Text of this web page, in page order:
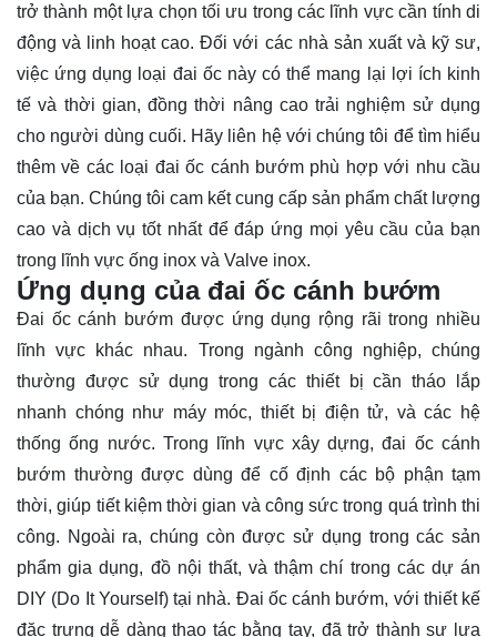
trở thành một lựa chọn tối ưu trong các lĩnh vực cần tính di
động và linh hoạt cao. Đối với các nhà sản xuất và kỹ sư,
việc ứng dụng loại đai ốc này có thể mang lại lợi ích kinh
tế và thời gian, đồng thời nâng cao trải nghiệm sử dụng
cho người dùng cuối. Hãy liên hệvới chúng tôi để tìm hiểu
thêm về các loại đai ốc cánh bướm phù hợp với nhu cầu
của bạn. Chúng tôi cam kết cung cấp sản phẩm chất lượng
cao và dịch vụ tốt nhất để đáp ứng mọi yêu cầu của bạn
trong lĩnh vực ống inox và Valve inox.
Ứng dụng của đai ốc cánh bướm
Đai ốc cánh bướm được ứng dụng rộng rãi trong nhiều
lĩnh vực khác nhau. Trong ngành công nghiệp, chúng
thường được sử dụng trong các thiết bị cần tháo lắp
nhanh chóng như máy móc, thiết bị điện tử, và các hệ
thống ống nước. Trong lĩnh vực xây dựng, đai ốc cánh
bướm thường được dùng để cố định các bộ phận tạm
thời, giúp tiết kiệm thời gian và công sức trong quá trình thi
công. Ngoài ra, chúng còn được sử dụng trong các sản
phẩm gia dụng, đồ nội thất, và thậm chí trong các dự án
DIY (Do It Yourself) tại nhà. Đai ốc cánh bướm, với thiết kế
đặc trưng dễ dàng thao tác bằng tay, đã trở thành sự lựa